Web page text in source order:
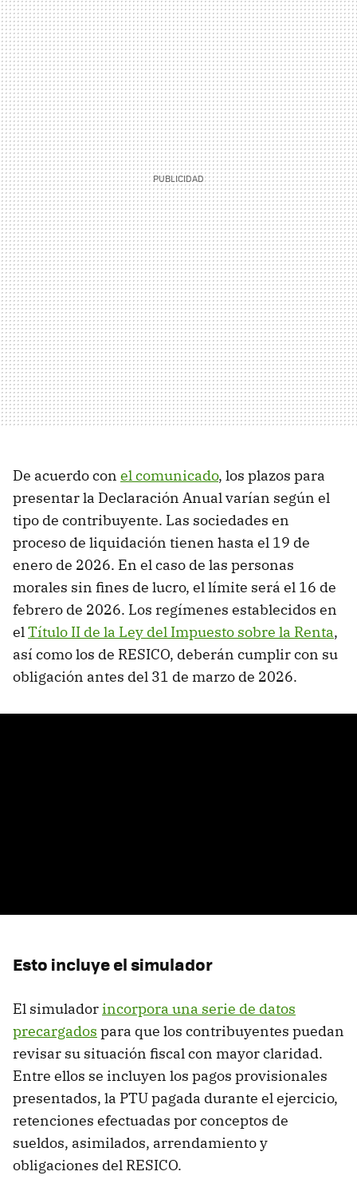
De acuerdo con el comunicado, los plazos para
presentar la Declaración Anual varían según el
tipo de contribuyente. Las sociedades en
proceso de liquidación tienen hasta el 19 de
enero de 2026. En el caso de las personas
morales sin fines de lucro, el límite será el 16 de
febrero de 2026. Los regímenes establecidos en
elTítulo II de la Ley del Impuesto sobre la Renta,
así como los de RESICO, deberán cumplir con su
obligación antes del 31 de marzo de 2026.
Esto incluye el simulador
El simuladorincorpora una serie de datos
precargados para que los contribuyentes puedan
revisar su situación fiscal con mayor claridad.
Entre ellos se incluyen los pagos provisionales
presentados, la PTU pagada durante el ejercicio,
retenciones efectuadas por conceptos de
sueldos, asimilados, arrendamiento y
obligaciones del RESICO.